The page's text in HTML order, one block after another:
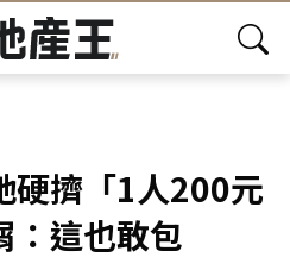
硬擠「1人200元
：這也敢包